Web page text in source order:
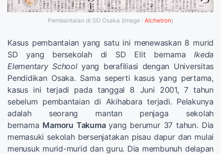
Pembantaian di SD Osaka (image : Alchetron)
Kasus pembantaian yang satu ini menewaskan 8 murid
SD yang bersekolah di SD Elit bernama Ikeda
Elementary Schoolyang berafiliasi dengan Universitas
Pendidikan Osaka. Sama seperti kasus yang pertama,
kasus ini terjadi pada tanggal 8 Juni 2001, 7 tahun
sebelum pembantaian di Akihabara terjadi. Pelakunya
adalah seorang mantan penjaga sekolah
bernama Mamoru Takumayang berumur 37 tahun. Dia
memasuki sekolah bersenjatakan pisau dapur dan mulai
menusuk murid-murid dan guru. Dia membunuh delapan